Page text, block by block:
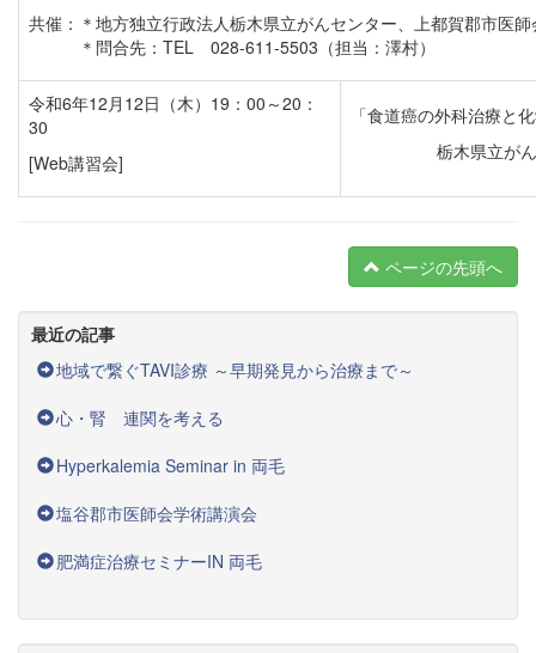
共催：＊地方独立行政法人栃木県立がんセンター、上都賀郡市医師
＊問合先：TEL 028-611-5503（担当：澤村）
令和6年12月12日（木）19：00～20：
30
[Web講習会]
「食道癌の外科治療と
栃木県立が
ページの先頭へ
最近の記事
地域で繋ぐTAVI診療 ～早期発見から治療まで～
心・腎 連関を考える
Hyperkalemia Seminar in 両毛
塩谷郡市医師会学術講演会
肥満症治療セミナーIN 両毛